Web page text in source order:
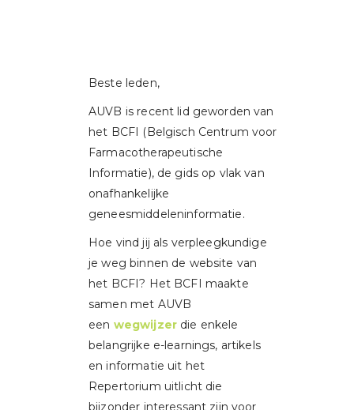
Beste leden,
AUVB is recent lid geworden van
het BCFI (Belgisch Centrum voor
Farmacotherapeutische
Informatie), de gids op vlak van
onafhankelijke
geneesmiddeleninformatie.
Hoe vind jij als verpleegkundige
je weg binnen de website van
het BCFI? Het BCFI maakte
samen met AUVB
een wegwijzerdie enkele
belangrijke e-learnings, artikels
en informatie uit het
Repertorium uitlicht die